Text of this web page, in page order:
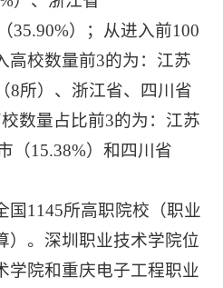
35.90%）；从进入前100
高校数量前3的为：江苏
8所）、浙江省、四川省
数量占比前3的为：江苏
（15.38%）和四川省
国1145所高职院校（职业
）。深圳职业技术学院位
学院和重庆电子工程职业